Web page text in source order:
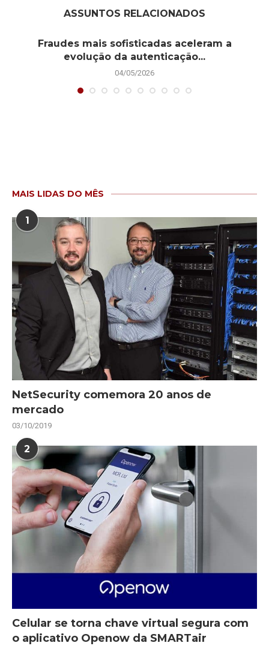
ASSUNTOS RELACIONADOS
Fraudes mais sofisticadas aceleram a
evolução da autenticação...
04/05/2026
MAIS LIDAS DO MÊS
1
NetSecurity comemora 20 anos de
mercado
03/10/2019
2
Celular se torna chave virtual segura com
o aplicativo Openow da SMARTair